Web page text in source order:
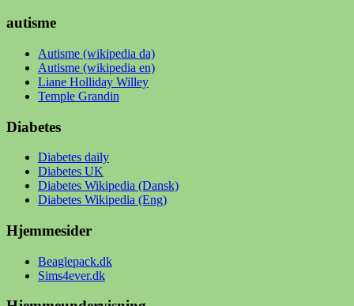
autisme
Autisme (wikipedia da)
Autisme (wikipedia en)
Liane Holliday Willey
Temple Grandin
Diabetes
Diabetes daily
Diabetes UK
Diabetes Wikipedia (Dansk)
Diabetes Wikipedia (Eng)
Hjemmesider
Beaglepack.dk
Sims4ever.dk